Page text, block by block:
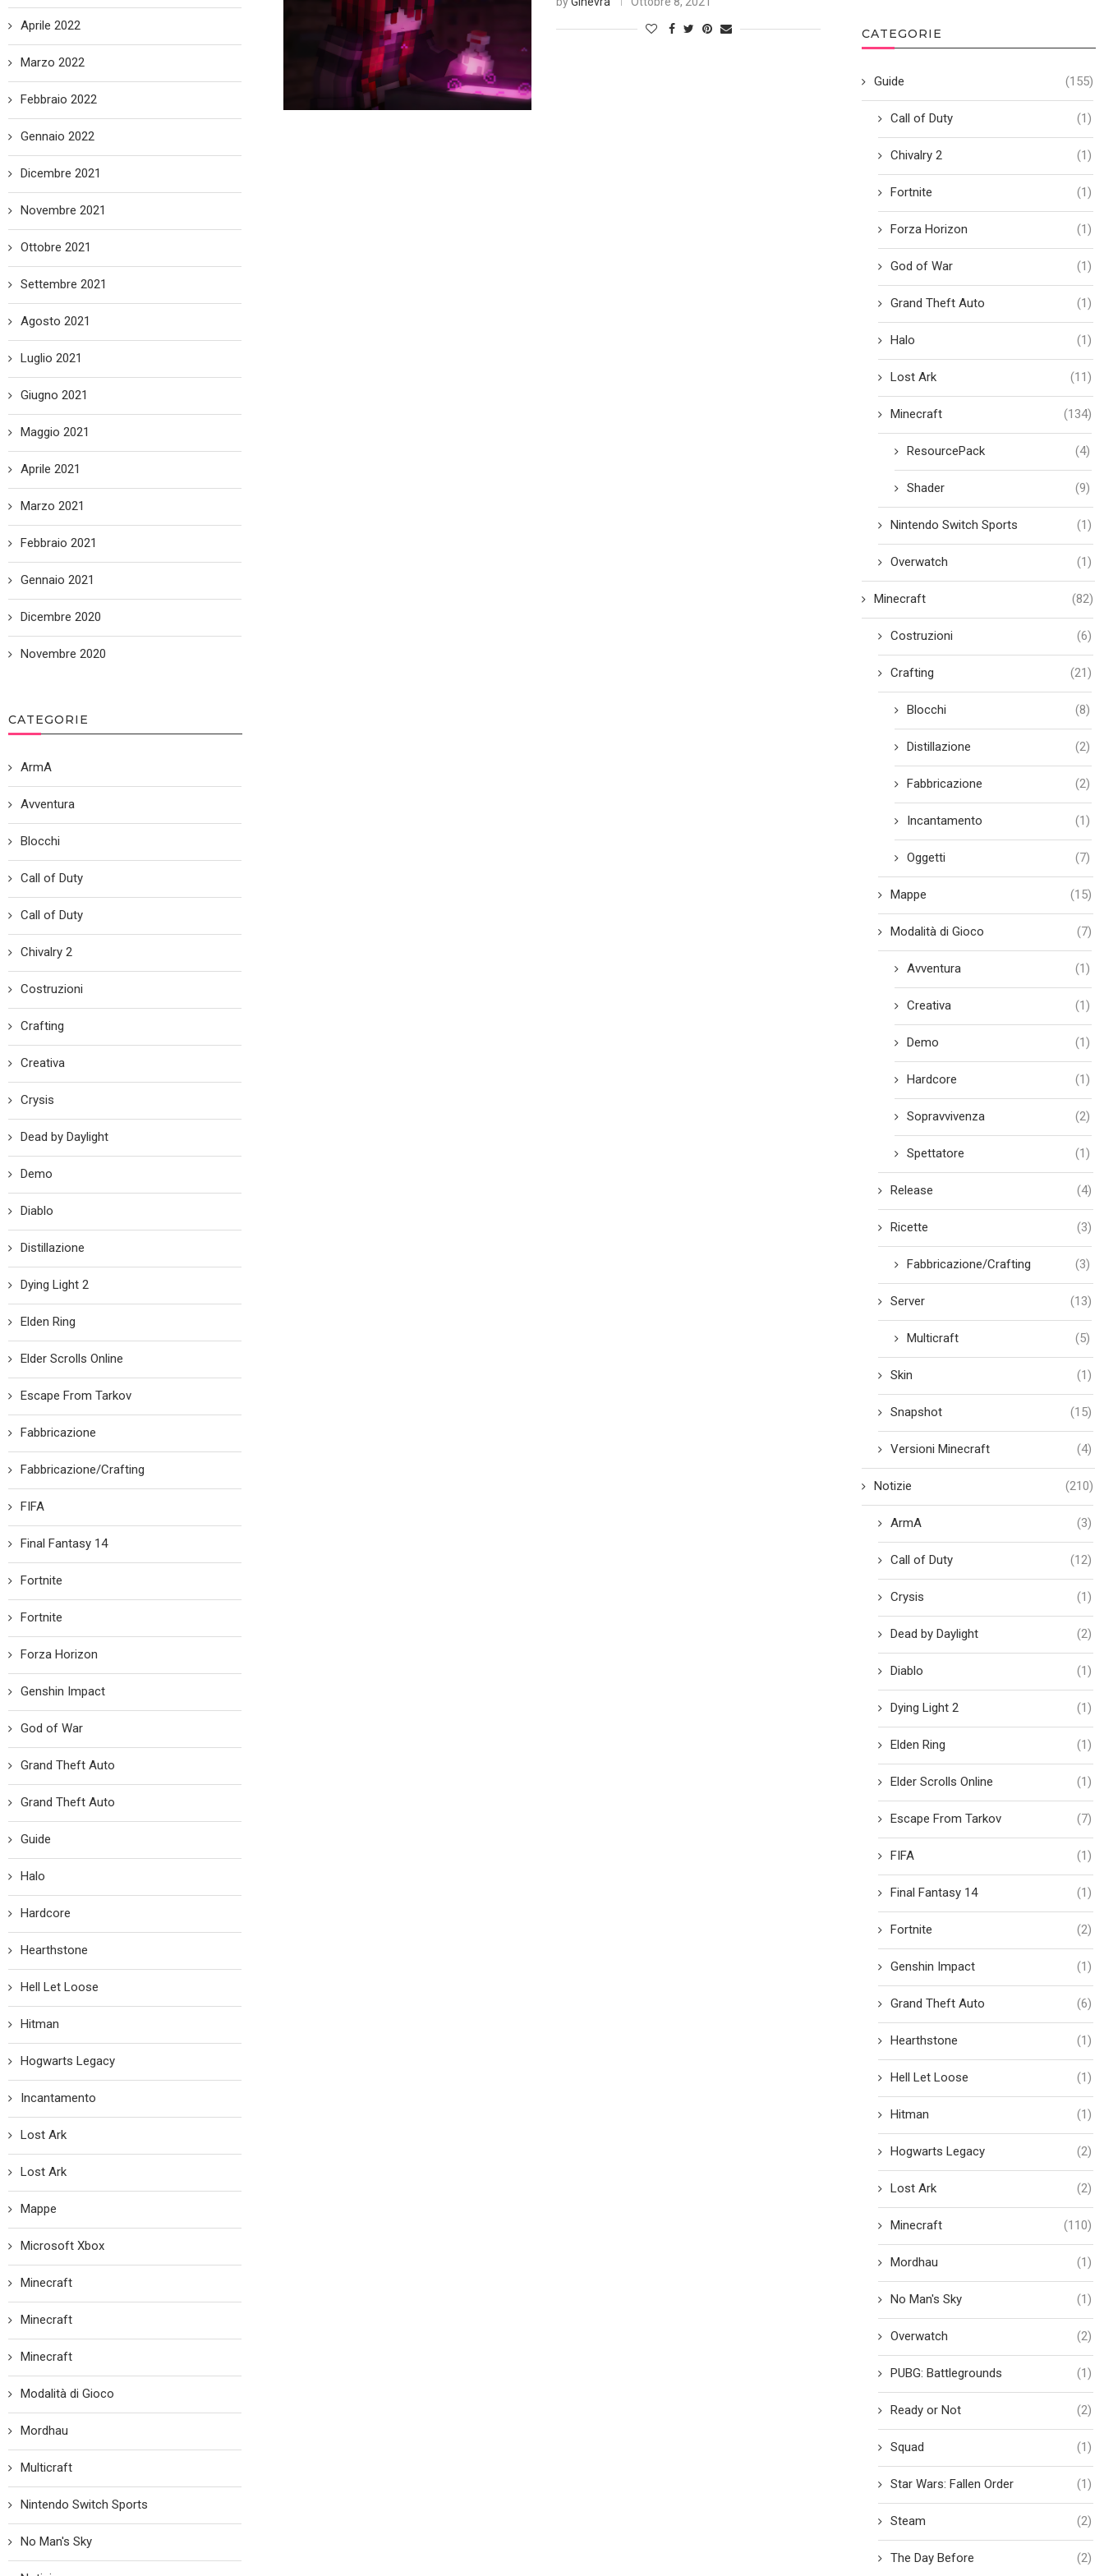
CATEGORIE
Guide (155)
Call of Duty (1)
Chivalry 2 (1)
Fortnite (1)
Forza Horizon (1)
God of War (1)
Grand Theft Auto (1)
Halo (1)
Lost Ark (11)
Minecraft (134)
ResourcePack (4)
Shader (9)
Nintendo Switch Sports (1)
Overwatch (1)
Minecraft (82)
Costruzioni (6)
Crafting (21)
Blocchi (8)
Distillazione (2)
Fabbricazione (2)
Incantamento (1)
Oggetti (7)
Mappe (15)
Modalità di Gioco (7)
Avventura (1)
Creativa (1)
Demo (1)
Hardcore (1)
Sopravvivenza (2)
Spettatore (1)
Release (4)
Ricette (3)
Fabbricazione/Crafting (3)
Server (13)
Multicraft (5)
Skin (1)
Snapshot (15)
Versioni Minecraft (4)
Notizie (210)
ArmA (3)
Call of Duty (12)
Crysis (1)
Dead by Daylight (2)
Diablo (1)
Dying Light 2 (1)
Elden Ring (1)
Elder Scrolls Online (1)
Escape From Tarkov (7)
FIFA (1)
Final Fantasy 14 (1)
Fortnite (2)
Genshin Impact (1)
Grand Theft Auto (6)
Hearthstone (1)
Hell Let Loose (1)
Hitman (1)
Hogwarts Legacy (2)
Lost Ark (2)
Minecraft (110)
Mordhau (1)
No Man's Sky (1)
Overwatch (2)
PUBG: Battlegrounds (1)
Ready or Not (2)
Squad (1)
Star Wars: Fallen Order (1)
Steam (2)
The Day Before (2)
Aprile 2022
Marzo 2022
Febbraio 2022
Gennaio 2022
Dicembre 2021
Novembre 2021
Ottobre 2021
Settembre 2021
Agosto 2021
Luglio 2021
Giugno 2021
Maggio 2021
Aprile 2021
Marzo 2021
Febbraio 2021
Gennaio 2021
Dicembre 2020
Novembre 2020
CATEGORIE
ArmA
Avventura
Blocchi
Call of Duty
Call of Duty
Chivalry 2
Costruzioni
Crafting
Creativa
Crysis
Dead by Daylight
Demo
Diablo
Distillazione
Dying Light 2
Elden Ring
Elder Scrolls Online
Escape From Tarkov
Fabbricazione
Fabbricazione/Crafting
FIFA
Final Fantasy 14
Fortnite
Fortnite
Forza Horizon
Genshin Impact
God of War
Grand Theft Auto
Grand Theft Auto
Guide
Halo
Hardcore
Hearthstone
Hell Let Loose
Hitman
Hogwarts Legacy
Incantamento
Lost Ark
Lost Ark
Mappe
Microsoft Xbox
Minecraft
Minecraft
Minecraft
Modalità di Gioco
Mordhau
Multicraft
Nintendo Switch Sports
No Man's Sky